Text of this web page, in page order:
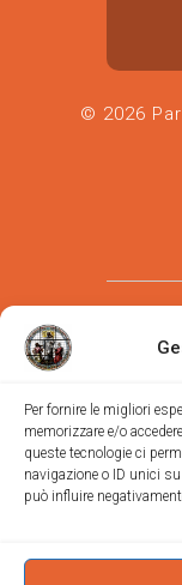
Per fornire le migliori
memorizzare e/o
queste tecnologie ci
navigazione o ID unici
può influire
© 2026
Parrocchia
via